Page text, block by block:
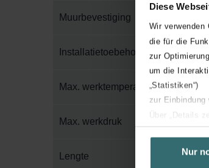
Diese
Wir verwenden
die für die
zur
um die
„Statistiken“)
zur Einbindung
Über „Details
unserer
basierend auf
Nur
Muurbevestiging
Installatietoebehoren in verpakking
Max. werktemperatuur
Max. werkdruk
Lengte